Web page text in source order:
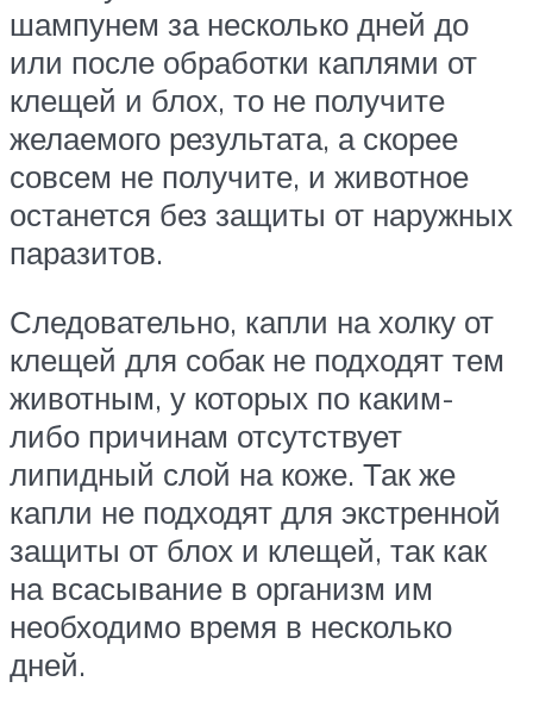
шампунем за несколько дней до
или после обработки каплями от
клещей и блох, то не получите
желаемого результата, а скорее
совсем не получите, и животное
останется без защиты от наружных
паразитов.
Следовательно, капли на холку от
клещей для собак не подходят тем
животным, у которых по каким-
либо причинам отсутствует
липидный слой на коже. Так же
капли не подходят для экстренной
защиты от блох и клещей, так как
на всасывание в организм им
необходимо время в несколько
дней.